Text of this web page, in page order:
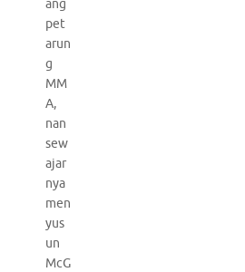
ang
pet
arun
g
MM
A,
nan
sew
ajar
nya
men
yus
un
McG